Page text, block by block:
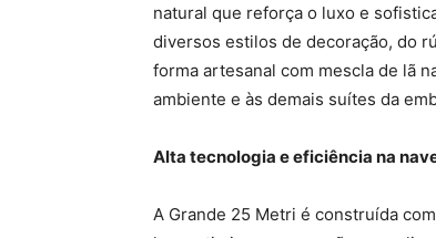
natural que reforça o luxo e
diversos estilos de decoração, do
forma artesanal com mescla de lã
ambiente e às demais suítes da
Alta tecnologia e eficiência na
A Grande 25 Metri é construída